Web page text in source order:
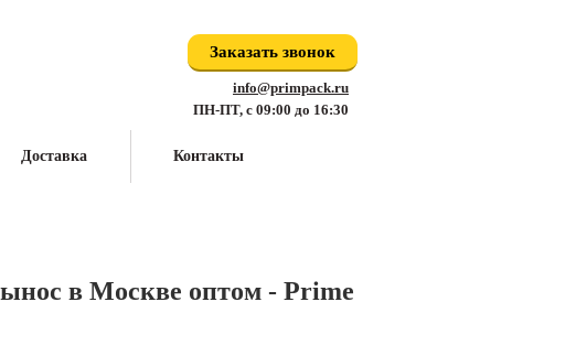
в Москве оптом - Prime
Заказать звонок
info@primpack.ru
ПН-ПТ, с 09:00 до 16:30
Доставка Контакты